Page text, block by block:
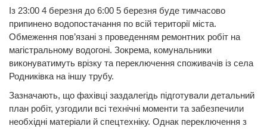
Із 23:00 4 березня до 6:00 5 березня буде тимчасово
припинено водопостачання по всій території міста.
Обмеження пов’язані з проведенням ремонтних робіт на
магістральному водогоні. Зокрема, комунальники
виконуватимуть врізку та переключення споживачів із села
Родниківка на іншу трубу.
Зазначають, що фахівці заздалегідь підготували детальний
план робіт, узгодили всі технічні моменти та забезпечили
необхідні матеріали й спецтехніку. Однак переключення з